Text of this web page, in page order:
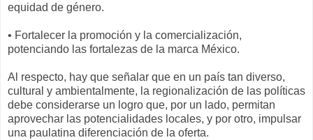
equidad de género.
• Fortalecer la promoción y la comercialización,
potenciando las fortalezas de la marca México.
Al respecto, hay que señalar que en un país tan diverso,
cultural y ambientalmente, la regionalización de las políticas
debe considerarse un logro que, por un lado, permitan
aprovechar las potencialidades locales, y por otro, impulsar
una paulatina diferenciación de la oferta.